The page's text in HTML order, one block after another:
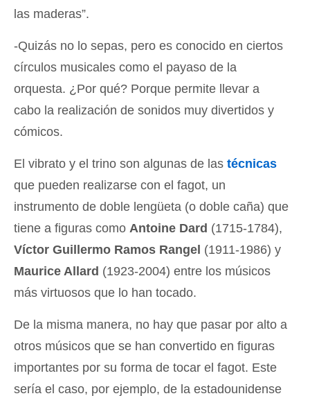
las maderas”.
-Quizás no lo sepas, pero es conocido en ciertos
círculos musicales como el payaso de la
orquesta. ¿Por qué? Porque permite llevar a
cabo la realización de sonidos muy divertidos y
cómicos.
El vibrato y el trino son algunas de las técnicas
que pueden realizarse con el fagot, un
instrumento de doble lengüeta (o doble caña) que
tiene a figuras como Antoine Dard (1715-1784),
Víctor Guillermo Ramos Rangel (1911-1986) y
Maurice Allard (1923-2004) entre los músicos
más virtuosos que lo han tocado.
De la misma manera, no hay que pasar por alto a
otros músicos que se han convertido en figuras
importantes por su forma de tocar el fagot. Este
sería el caso, por ejemplo, de la estadounidense